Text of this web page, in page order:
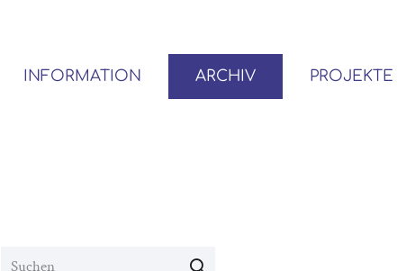
INFORMATION ARCHIV PROJEKTE